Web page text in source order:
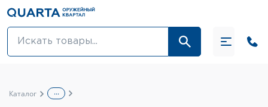
Оптовикам
Каталог ...